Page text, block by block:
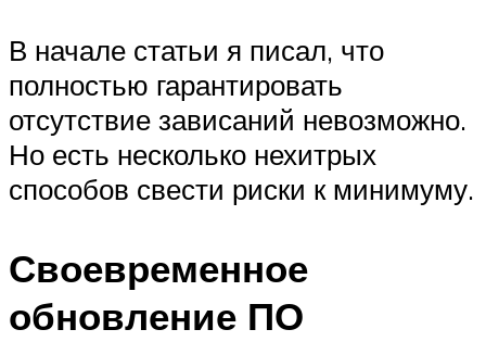
В начале статьи я писал, что
полностью гарантировать
отсутствие зависаний невозможно.
Но есть несколько нехитрых
способов свести риски к минимуму.
Своевременное
обновление ПО